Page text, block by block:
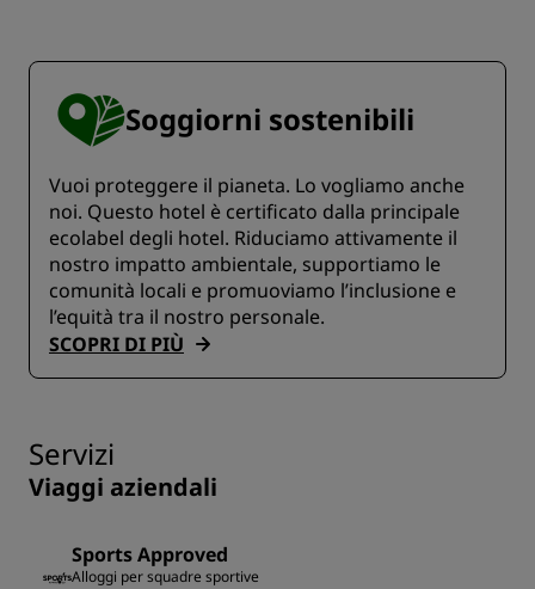
Soggiorni sostenibili
Vuoi proteggere il pianeta. Lo vogliamo anche
noi. Questo hotel è certificato dalla principale
ecolabel degli hotel. Riduciamo attivamente il
nostro impatto ambientale, supportiamo le
comunità locali e promuoviamo l’inclusione e
l’equità tra il nostro personale.
SCOPRI DI PIÙ
Servizi
Viaggi aziendali
Sports Approved
Alloggi per squadre sportive